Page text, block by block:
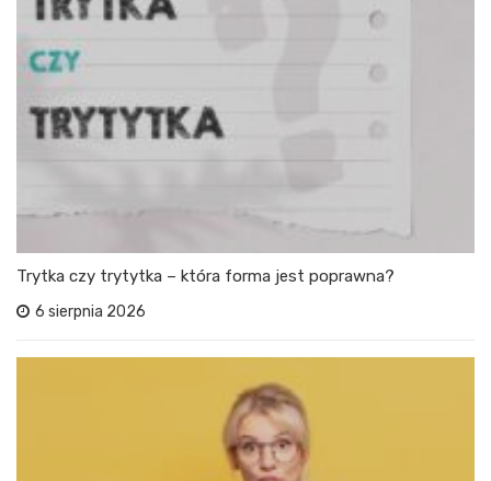
Trytka czy trytytka – która forma jest poprawna?
6 sierpnia 2026